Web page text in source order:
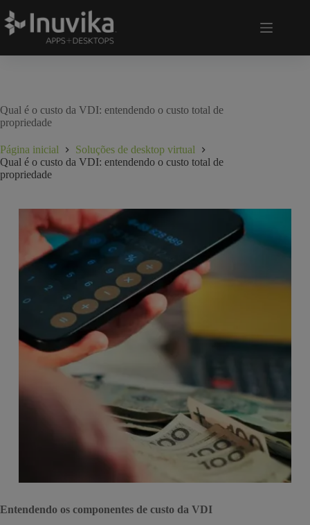
Qual é o custo da VDI: entendendo o custo total de
propriedade
Página inicial
Soluções de desktop virtual
Qual é o custo da VDI: entendendo o custo total de
propriedade
Entendendo os componentes de custo da VDI